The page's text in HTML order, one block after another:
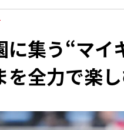
に集う“マイ
を全力で楽